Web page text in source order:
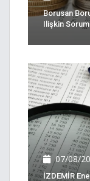
Borusan
Ilişkin
07/08/
İZDEMİR